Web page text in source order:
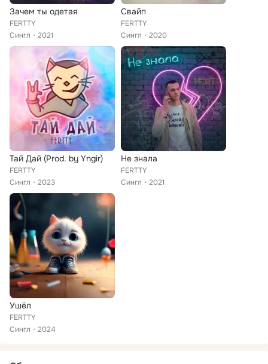
Зачем ты одетая
FERTTY
Сингл
2021
Свайп
FERTTY
Сингл
2020
Тай Дай (Prod. by Yngir)
FERTTY
Сингл
2023
Не знала
FERTTY
Сингл
2021
Ушёл
FERTTY
Сингл
2024